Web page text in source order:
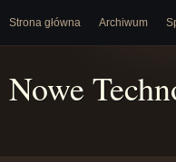
Strona główna Archiwum
Nowe